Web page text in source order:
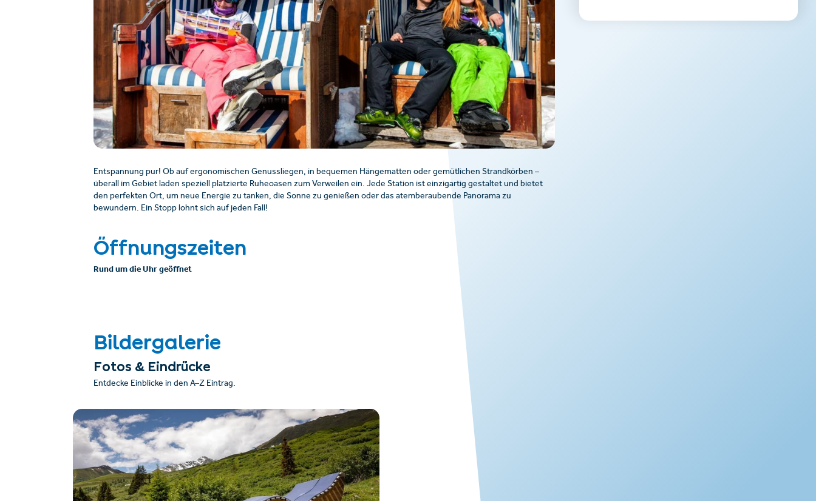
Entspannung pur! Ob auf ergonomischen Genussliegen, in bequemen Hängematten oder gemütlichen Strandkörben –
überall im Gebiet laden speziell platzierte Ruheoasen zum Verweilen ein. Jede Station ist einzigartig gestaltet und bietet
den perfekten Ort, um neue Energie zu tanken, die Sonne zu genießen oder das atemberaubende Panorama zu
bewundern. Ein Stopp lohnt sich auf jeden Fall!
Öffnungszeiten
Rund um die Uhr geöffnet
Bildergalerie
Fotos & Eindrücke
Entdecke Einblicke in den A–Z Eintrag.